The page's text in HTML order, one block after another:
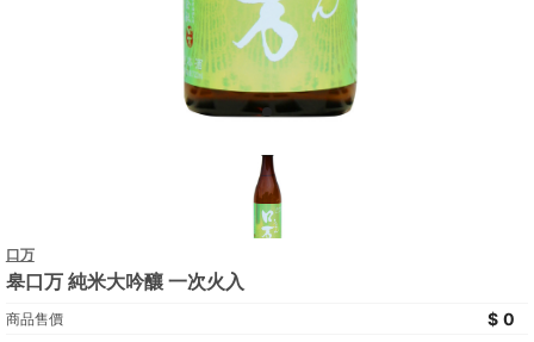
口万
皋口万 純米大吟釀 一次火入
商品售價 0